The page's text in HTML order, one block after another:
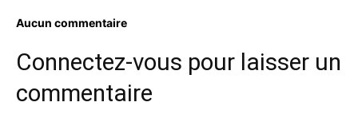
Aucun commentaire
Connectez-vous pour laisser un
commentaire